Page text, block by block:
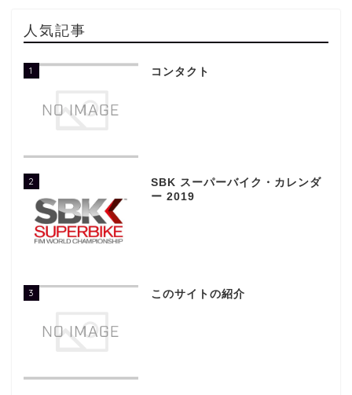
人気記事
1 コンタクト
2
SBK スーパーバイク・カレンダ
ー 2019
3 このサイトの紹介